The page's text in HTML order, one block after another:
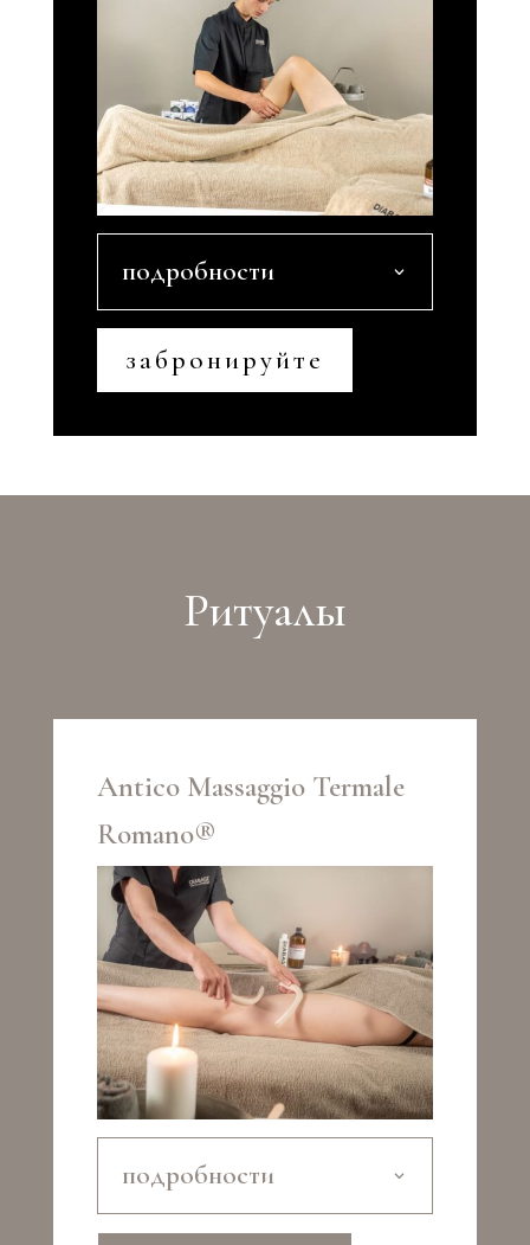
подробности
забронируйте
Pитуалы
Antico Massaggio Termale
Romano®
подробности